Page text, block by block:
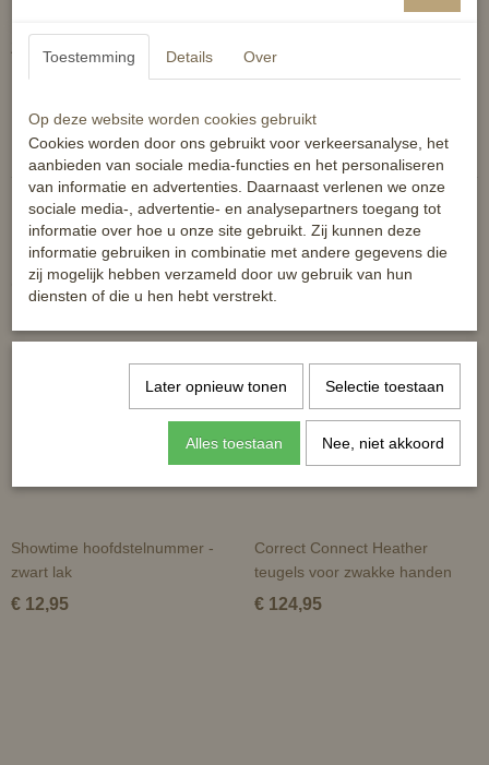
Zwart
Full
Reacties
Ook interessant
Showtime hoofdstelnummer -
zwart lak
€ 12,95
Correct Connect Heather
teugels voor zwakke handen
€ 124,95
Toestemming Details Over
Op deze website worden cookies gebruikt
Cookies worden door ons gebruikt voor verkeersanalyse, het
aanbieden van sociale media-functies en het personaliseren
van informatie en advertenties. Daarnaast verlenen we onze
sociale media-, advertentie- en analysepartners toegang tot
informatie over hoe u onze site gebruikt. Zij kunnen deze
informatie gebruiken in combinatie met andere gegevens die
zij mogelijk hebben verzameld door uw gebruik van hun
diensten of die u hen hebt verstrekt.
Later opnieuw tonen Selectie toestaan
Alles toestaan Nee, niet akkoord